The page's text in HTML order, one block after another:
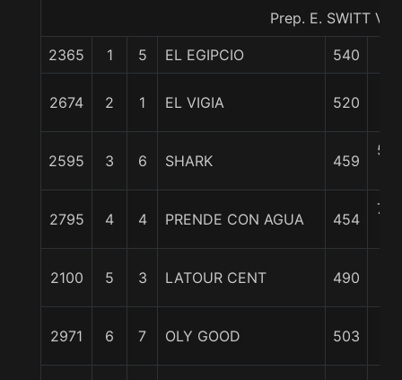
Prep. E. SWITT V.
2365 1 5 EL EGIPCIO 540
2674 2 1 EL VIGIA 520
2595 3 6 SHARK 459
5
2795 4 4 PRENDE CON AGUA 454
7
2100 5 3 LATOUR CENT 490
2971 6 7 OLY GOOD 503